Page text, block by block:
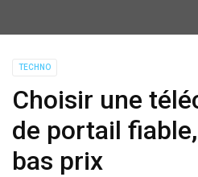
TECHNO
Choisir une
de portail
bas prix